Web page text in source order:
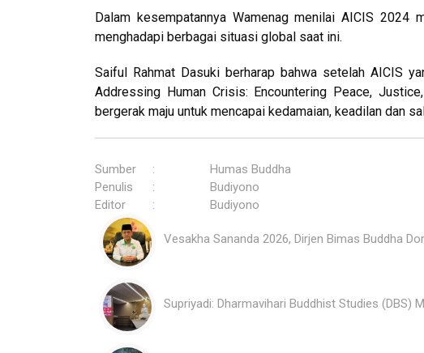
Dalam kesempatannya Wamenag menilai AICIS
menghadapi berbagai situasi global saat ini.
Saiful Rahmat Dasuki berharap bahwa setelah AICIS
Addressing Human Crisis: Encountering Peace,
bergerak maju untuk mencapai kedamaian, keadilan dan
Sumber :
Humas Buddha
Penulis
:
Budiyono
Editor
: Budiyono
Vesakha Sananda 2026, Dirjen Bimas Buddha
Supriyadi: Dharmavihari Buddhist Studies (DBS)